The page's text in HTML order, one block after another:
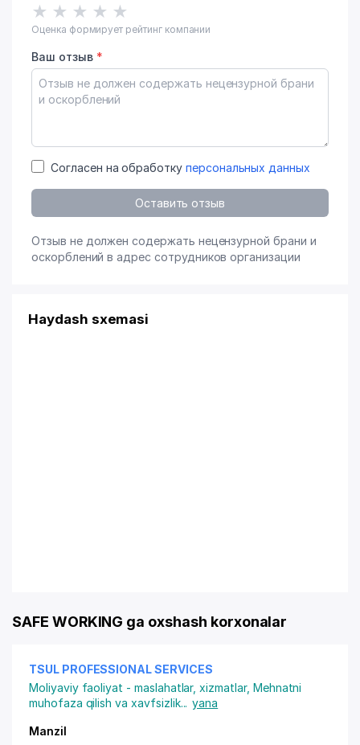
★ ★ ★ ★ ★
Оценка формирует рейтинг компании
Ваш отзыв *
Согласен на обработку персональных данных
Оставить отзыв
Отзыв не должен содержать нецензурной брани и
оскорблений в адрес сотрудников организации
Haydash sxemasi
SAFE WORKING ga oxshash korxonalar
TSUL PROFESSIONAL SERVICES
Moliyaviy faoliyat - maslahatlar, xizmatlar, Mehnatni
muhofaza qilish va xavfsizlik... yana
Manzil